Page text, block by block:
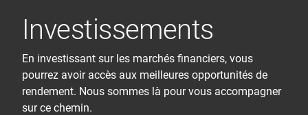
Investissements
En investissant sur les marchés financiers, vous
pourrez avoir accès aux meilleures opportunités de
rendement. Nous sommes là pour vous accompagner
sur ce chemin.